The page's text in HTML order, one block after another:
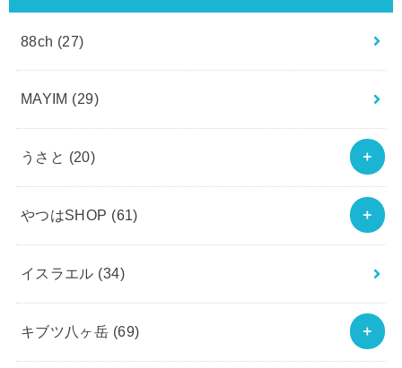
88ch (27)
MAYIM (29)
うさと (20)
やつはSHOP (61)
イスラエル (34)
キブツ八ヶ岳 (69)